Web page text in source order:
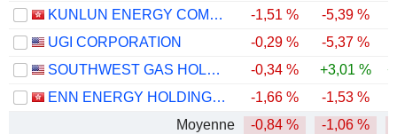
KUNLUN ENERGY COMPANY LIMITED
-1,51 % -5,39 %
UGI CORPORATION
-0,29 % -5,37 %
SOUTHWEST GAS HOLDINGS, INC.
-0,34 % +3,01 %
ENN ENERGY HOLDINGS LIMITED
-1,66 % -1,53 %
Moyenne
-0,84 % -1,06 %